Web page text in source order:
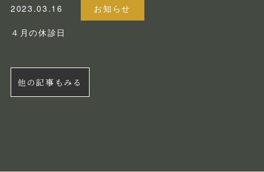
2023.03.16 お知らせ
４月の休診日
他の記事もみる